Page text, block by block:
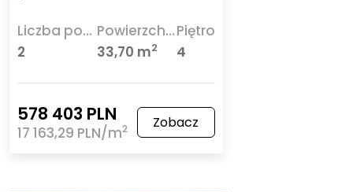
Liczba pokoi
2
Powierzchnia
33,70 m2
Piętro
4
578 403 PLN
17 163,29 PLN/m2 Zobacz